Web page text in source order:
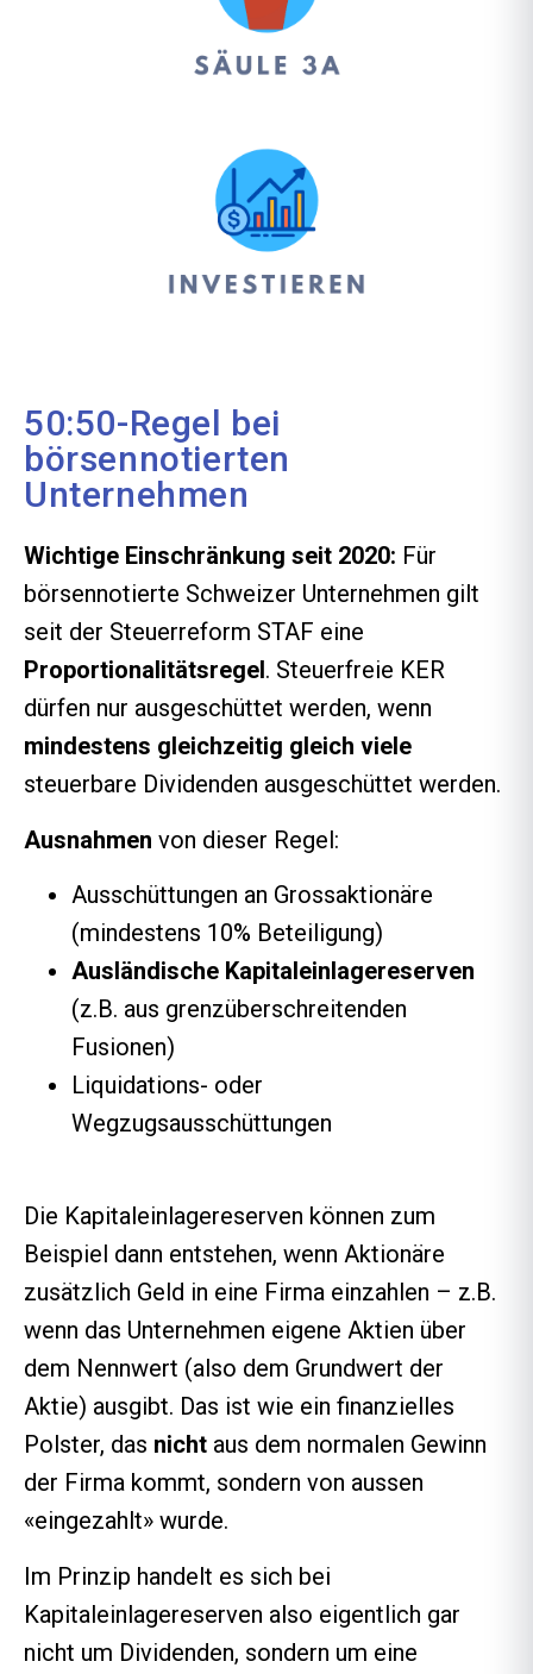
50:50-Regel bei
börsennotierten
Unternehmen
Wichtige Einschränkung seit 2020: Für
börsennotierte Schweizer Unternehmen gilt
seit der Steuerreform STAF eine
Proportionalitätsregel. Steuerfreie KER
dürfen nur ausgeschüttet werden, wenn
mindestens gleichzeitig gleich viele
steuerbare Dividenden ausgeschüttet werden.
Ausnahmen von dieser Regel:
Ausschüttungen an Grossaktionäre
(mindestens 10% Beteiligung)
Ausländische Kapitaleinlagereserven
(z.B. aus grenzüberschreitenden
Fusionen)
Liquidations- oder
Wegzugsausschüttungen
Die Kapitaleinlagereserven können zum
Beispiel dann entstehen, wenn Aktionäre
zusätzlich Geld in eine Firma einzahlen – z.B.
wenn das Unternehmen eigene Aktien über
dem Nennwert (also dem Grundwert der
Aktie) ausgibt. Das ist wie ein finanzielles
Polster, das nicht aus dem normalen Gewinn
der Firma kommt, sondern von aussen
«eingezahlt» wurde.
Im Prinzip handelt es sich bei
Kapitaleinlagereserven also eigentlich gar
nicht um Dividenden, sondern um eine